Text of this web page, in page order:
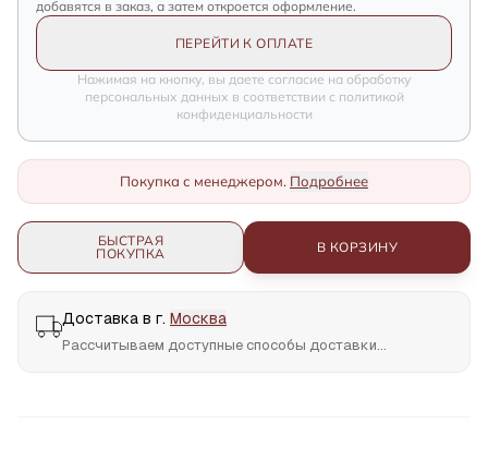
добавятся в заказ, а затем откроется оформление.
ПЕРЕЙТИ К ОПЛАТЕ
Нажимая на кнопку, вы даете согласие на обработку
персональных данных в соответствии с политикой
конфиденциальности
Покупка с менеджером. Подробнее
БЫСТРАЯ
ПОКУПКА
В КОРЗИНУ
Доставка в г. Москва
Рассчитываем доступные способы доставки...